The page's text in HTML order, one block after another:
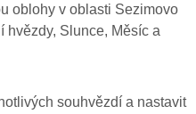
oblohy v oblasti Sezimovo
hvězdy, Slunce, Měsíc a
souhvězdí a nastavit